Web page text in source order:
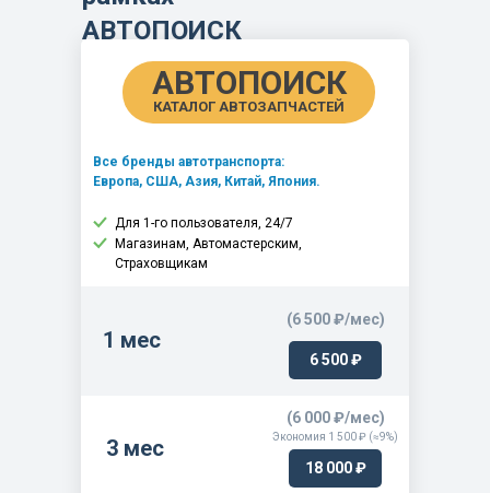
LIUGONG CLG 908С
LIUGONG CLG 922E
LIUGONG CLG 925E
LIUGONG CLG 933E
АВТОПОИСК
КАТАЛОГ АВТОЗАПЧАСТЕЙ
АВТОПОИСК
(6 500 ₽/мес)
6 500 ₽
Экономия 1 500 ₽ (≈9%)
(6 000 ₽/мес)
18 000 ₽
Все бренды автотранспорта:
Европа, США, Азия, Китай, Япония.
Магазинам, Автомастерским,
Страховщикам
Для 1-го пользователя, 24/7
1 мес
3 мес